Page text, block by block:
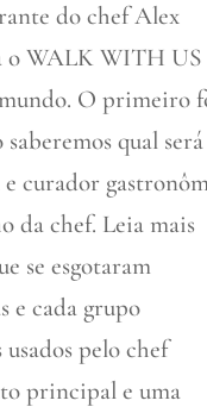
do chef Alex
o WALK WITH US
mundo. O primeiro
qual
curador
da chef. Leia mais
se esgotaram
e cada grupo
pelo chef
principal e uma